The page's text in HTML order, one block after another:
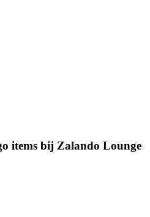
items bij Zalando Lounge